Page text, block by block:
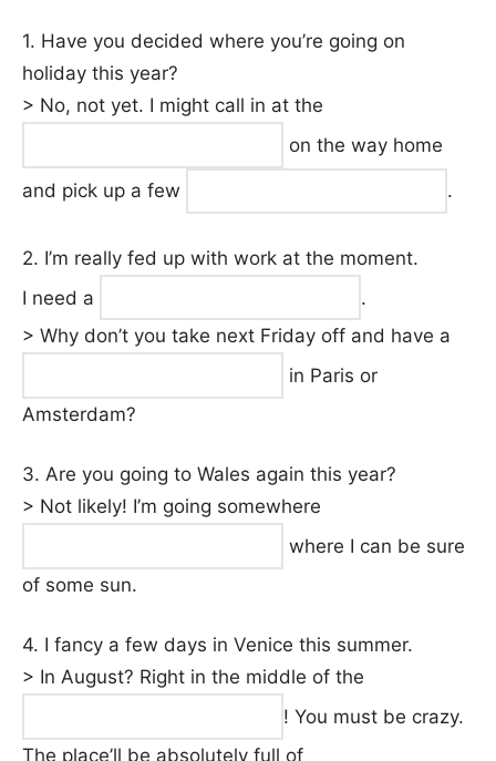
1. Have you decided where you’re going on
holiday this year?
> No, not yet. I might call in at the
on the way home
and pick up a few .
2. I’m really fed up with work at the moment.
I need a
.
> Why don’t you take next Friday off and have a
in Paris or
Amsterdam?
3. Are you going to Wales again this year?
> Not likely! I’m going somewhere
where I can be sure
of some sun.
4. I fancy a few days in Venice this summer.
> In August? Right in the middle of the
! You must be crazy.
The place’ll be absolutely full of